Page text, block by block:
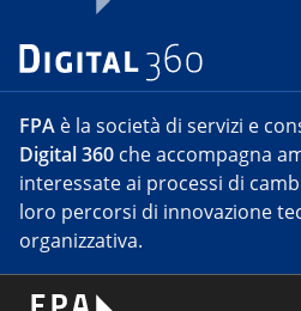
FPA è la società di servizi e
Digital 360 che accompagna
interessate ai processi di
loro percorsi di innovazione
organizzativa.